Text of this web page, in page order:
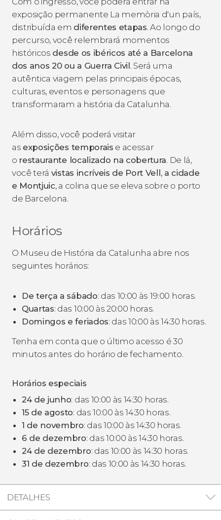
exposição permanente La memòria d'un país,
distribuída em diferentes etapas. Ao longo do
percurso, você relembrará momentos
históricos desde os ibéricos até a Barcelona
dos anos 20 ou a Guerra Civil. Será uma
autêntica viagem pelas principais épocas,
culturas, eventos e personagens que
transformaram a história da Catalunha.
Além disso, você poderá visitar
as exposições temporais e acessar
o restaurante localizado na cobertura. De lá,
você terá vistas incríveis de Port Vell, a cidade
e Montjuic, a colina que se eleva sobre o porto
de Barcelona.
Horários
O Museu de História da Catalunha abre nos
seguintes horários:
De terça a sábado: das 10:00 às 19:00 horas.
Quartas: das 10:00 às 20:00 horas.
Domingos e feriados: das 10:00 às 14:30 horas.
Tenha em conta que o último acesso é 30
minutos antes do horário de fechamento.
Horários especiais
24 de junho: das 10:00 às 14:30 horas.
15 de agosto: das 10:00 às 14:30 horas.
1 de novembro: das 10:00 às 14:30 horas.
6 de dezembro: das 10:00 às 14:30 horas.
24 de dezembro: das 10:00 às 14:30 horas.
31 de dezembro: das 10:00 às 14:30 horas.
DETALHES